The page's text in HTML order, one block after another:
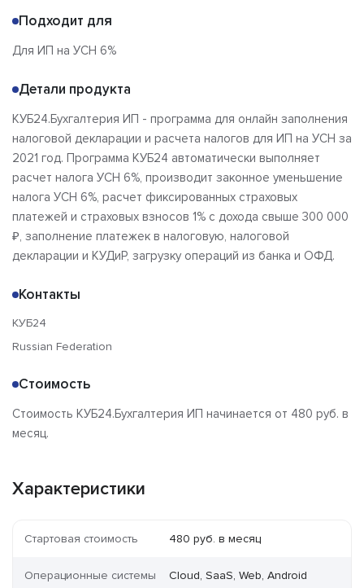
Подходит для
Для ИП на УСН 6%
Детали продукта
КУБ24.Бухгалтерия ИП - программа для онлайн заполнения
налоговой декларации и расчета налогов для ИП на УСН за
2021 год. Программа КУБ24 автоматически выполняет
расчет налога УСН 6%, производит законное уменьшение
налога УСН 6%, расчет фиксированных страховых
платежей и страховых взносов 1% с дохода свыше 300 000
₽, заполнение платежек в налоговую, налоговой
декларации и КУДиР, загрузку операций из банка и ОФД.
Контакты
КУБ24
Russian Federation
Стоимость
Стоимость КУБ24.Бухгалтерия ИП начинается от 480 руб. в
месяц.
Характеристики
Стартовая стоимость 480 руб. в месяц
Операционные системы Cloud, SaaS, Web, Android